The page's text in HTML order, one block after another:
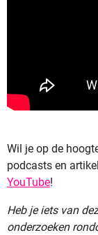
Wil je op de
podcasts en
YouTube!
Heb je iets van
onderzoeken